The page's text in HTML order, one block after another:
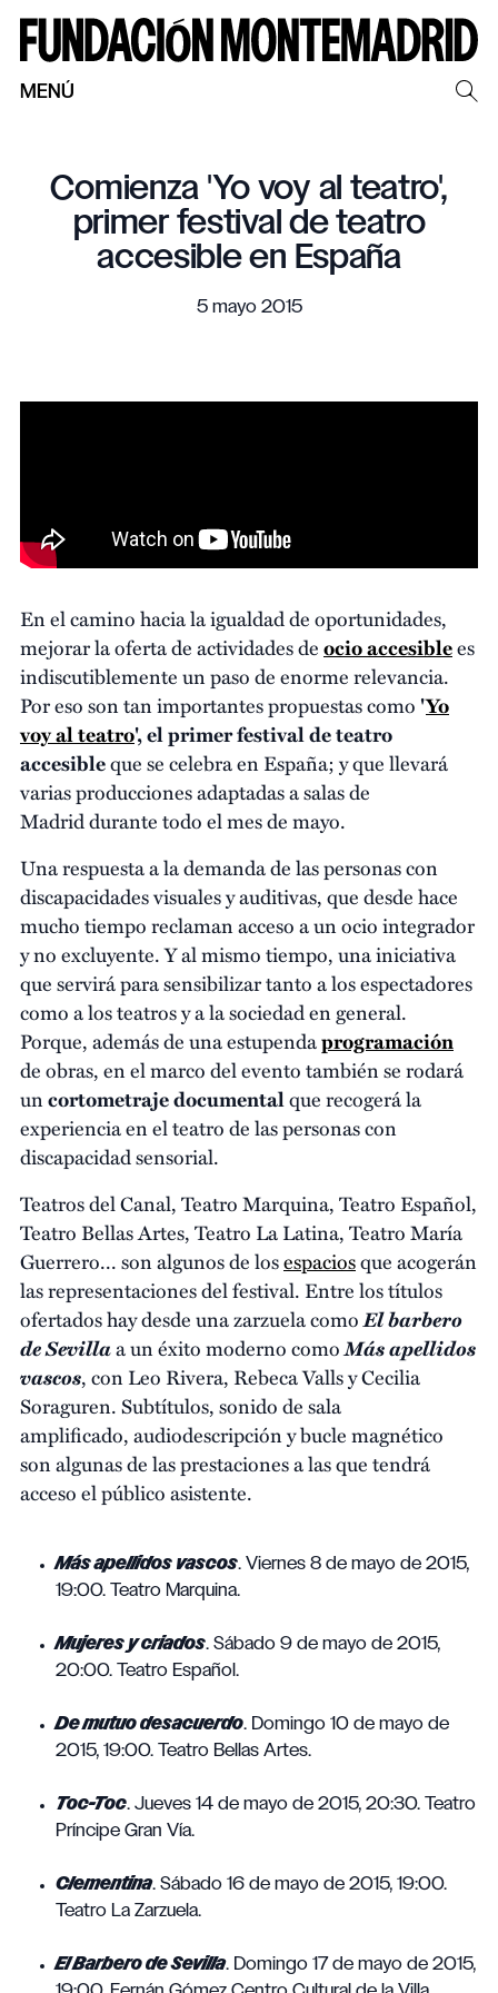
MENÚ
Comienza 'Yo voy al teatro',
primer festival de teatro
accesible en España
5 mayo 2015
En el camino hacia la igualdad de oportunidades,
mejorar la oferta de actividades deocio accesiblees
indiscutiblemente un paso de enorme relevancia.
Por eso son tan importantes propuestas como 'Yo
voy al teatro', el primer festival de teatro
accesibleque se celebra en España; y que llevará
varias producciones adaptadas a salas de
Madrid durante todo el mes de mayo.
Una respuesta a la demanda de las personas con
discapacidades visuales y auditivas, que desde hace
mucho tiempo reclaman acceso a un ocio integrador
y no excluyente. Y al mismo tiempo, una iniciativa
que servirá para sensibilizar tanto a los espectadores
como a los teatros y a la sociedad en general.
Porque, además de una estupendaprogramación
de obras, en el marco del evento también se rodará
uncortometraje documentalque recogerá la
experiencia en el teatro de las personas con
discapacidad sensorial.
Teatros del Canal, Teatro Marquina, Teatro Español,
Teatro Bellas Artes, Teatro La Latina, Teatro María
Guerrero... son algunos de losespaciosque acogerán
las representaciones del festival. Entre los títulos
ofertados hay desde una zarzuela comoEl barbero
de Sevillaa un éxito moderno comoMás apellidos
vascos, con Leo Rivera, Rebeca Valls y Cecilia
Soraguren. Subtítulos, sonido de sala
amplificado, audiodescripción y bucle magnético
son algunas de las prestaciones a las que tendrá
acceso el público asistente.
Más apellidos vascos. Viernes 8 de mayo de 2015,
19:00. Teatro Marquina.
Mujeres y criados. Sábado 9 de mayo de 2015,
20:00. Teatro Español.
De mutuo desacuerdo. Domingo 10 de mayo de
2015, 19:00. Teatro Bellas Artes.
Toc-Toc. Jueves 14 de mayo de 2015, 20:30. Teatro
Príncipe Gran Vía.
Clementina. Sábado 16 de mayo de 2015, 19:00.
Teatro La Zarzuela.
El Barbero de Sevilla. Domingo 17 de mayo de 2015,